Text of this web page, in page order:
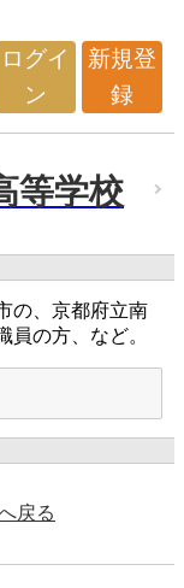
ログイ
ン
新規登
録
等学校
の、京都府立南
の方、など。
戻る